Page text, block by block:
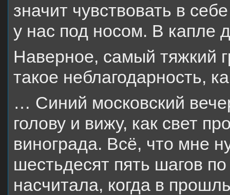
значит чувствовать в
у нас под носом. В капле
Наверное, самый тяжкий
такое неблагодарность,
… Синий московский
голову и вижу, как свет
винограда. Всё, что мне
шестьдесят пять шагов
насчитала, когда в